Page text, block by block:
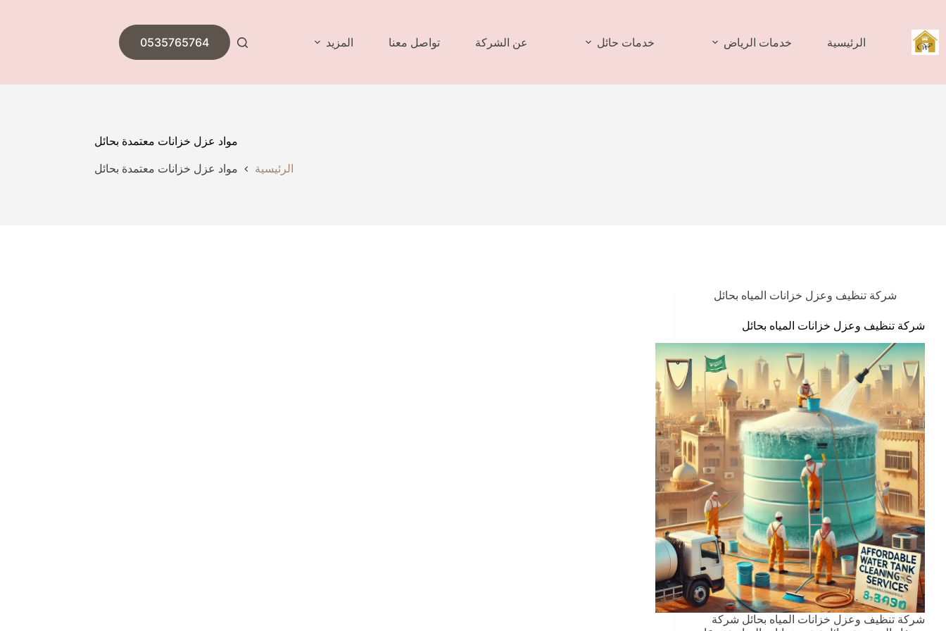
المحتوى
الرئيسية خدمات الرياض خدمات حائل عن الشركة تواصل معنا المزيد 0535765764
مواد عزل خزانات معتمدة بحائل
الرئيسية مواد عزل خزانات معتمدة بحائل
شركة تنظيف وعزل خزانات المياه بحائل
شركة تنظيف وعزل خزانات المياه بحائل
شركة تنظيف وعزل خزانات المياه بحائل شركة